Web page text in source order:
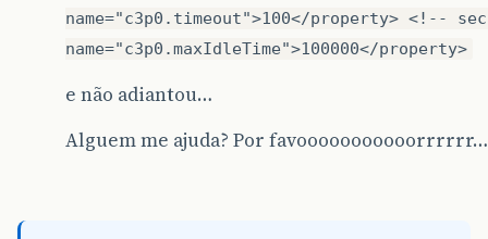
name="c3p0.timeout">100</property> <!--
name="c3p0.maxIdleTime">100000</property>
e não adiantou…
Alguem me ajuda? Por favooooooooooorrrrrr…